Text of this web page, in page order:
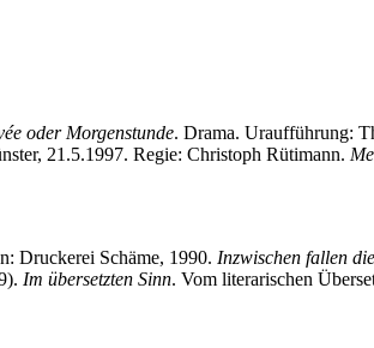
oder Morgenstunde. Drama. Uraufführung:
21.5.1997. Regie: Christoph Rütimann.
Druckerei Schäme, 1990. Inzwischen fallen
Im übersetzten Sinn. Vom literarischen